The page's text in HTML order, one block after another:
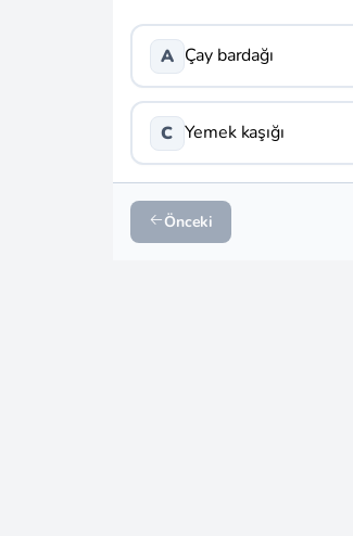
A Çay bardağı
C Yemek kaşığı
Önceki